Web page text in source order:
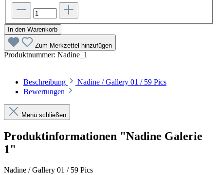
In den Warenkorb
Zum Merkzettel hinzufügen
Produktnummer: Nadine_1
Beschreibung
Nadine / Gallery 01 / 59 Pics
Bewertungen
Menü schließen
Produktinformationen "Nadine Galerie
1"
Nadine / Gallery 01 / 59 Pics